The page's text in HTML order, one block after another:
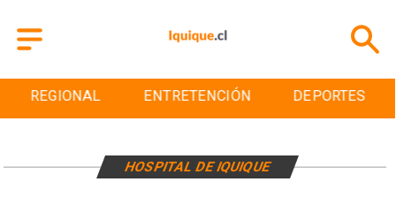
REGIONAL ENTRETENCIÓN DEPORTES
HOSPITAL DE IQUIQUE